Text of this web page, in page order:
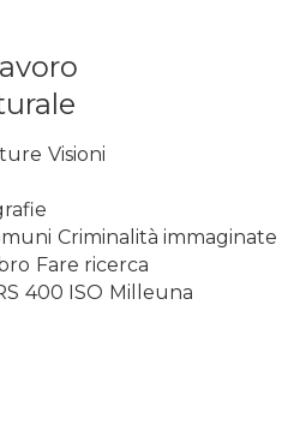
FINESTRE DEI
Visioni
Criminalità immaginate
Fare ricerca
400 ISO Milleuna